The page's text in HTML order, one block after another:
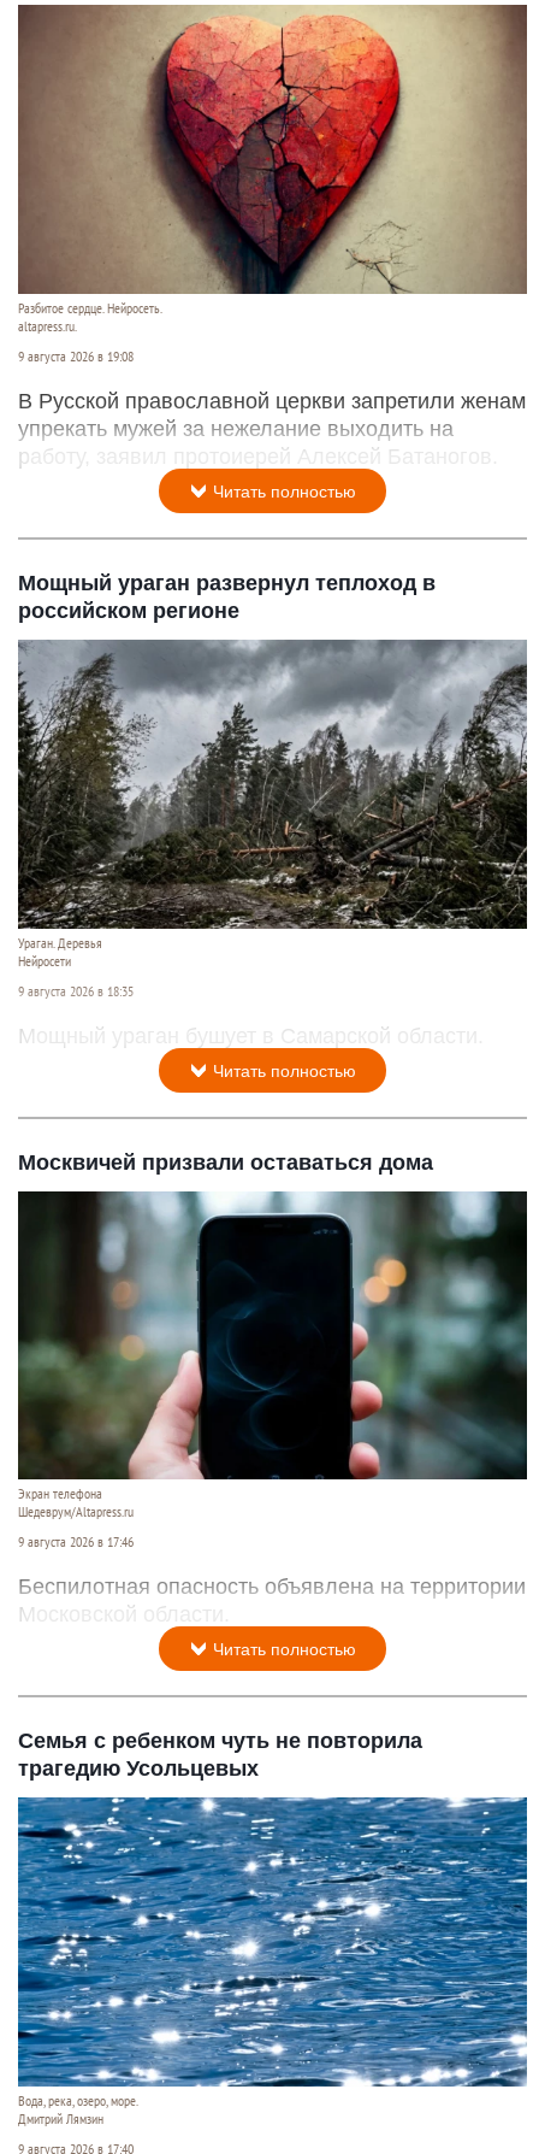
Разбитое сердце. Нейросеть.
altapress.ru.
9 августа 2026 в 19:08
В Русской православной церкви запретили женам
упрекать мужей за нежелание выходить на
работу, заявил протоиерей Алексей Батаногов.
Читать полностью
Мощный ураган развернул теплоход в
российском регионе
Ураган. Деревья
Нейросети
9 августа 2026 в 18:35
Мощный ураган бушует в Самарской области.
Читать полностью
Москвичей призвали оставаться дома
Экран телефона
Шедеврум/Altapress.ru
9 августа 2026 в 17:46
Беспилотная опасность объявлена на территории
Московской области.
Читать полностью
Семья с ребенком чуть не повторила
трагедию Усольцевых
Вода, река, озеро, море.
Дмитрий Лямзин
9 августа 2026 в 17:40